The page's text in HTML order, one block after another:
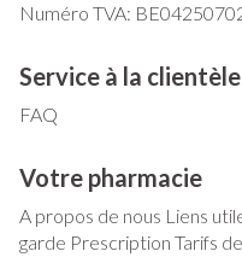
Numéro TVA:
Service à la clientèle
FAQ
Votre pharmacie
A propos de nous Liens
garde Prescription Tarifs